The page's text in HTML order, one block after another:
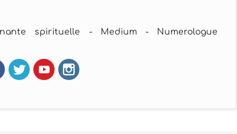
spirituelle - Medium - Numerologue